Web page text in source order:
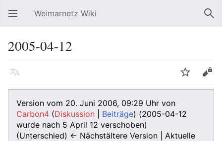
Hauptmenü öffnen Weimarnetz Wiki
2005-04-12
Sprache Beobachten Bearbeiten
Version vom 20. Juni 2006, 09:29 Uhr von
Carbon4 (Diskussion Beiträge) (2005-04-12
wurde nach 5 April 12 verschoben)
(Unterschied) ← Nächstältere Version | Aktuelle